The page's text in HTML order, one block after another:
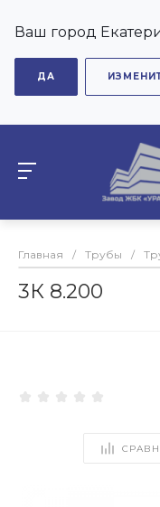
Ваш город
ДА
Главная / Трубы /
3К 8.200